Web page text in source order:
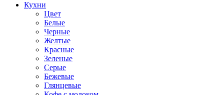
Кухни
Цвет
Белые
Черные
Желтые
Красные
Зеленые
Серые
Бежевые
Глянцевые